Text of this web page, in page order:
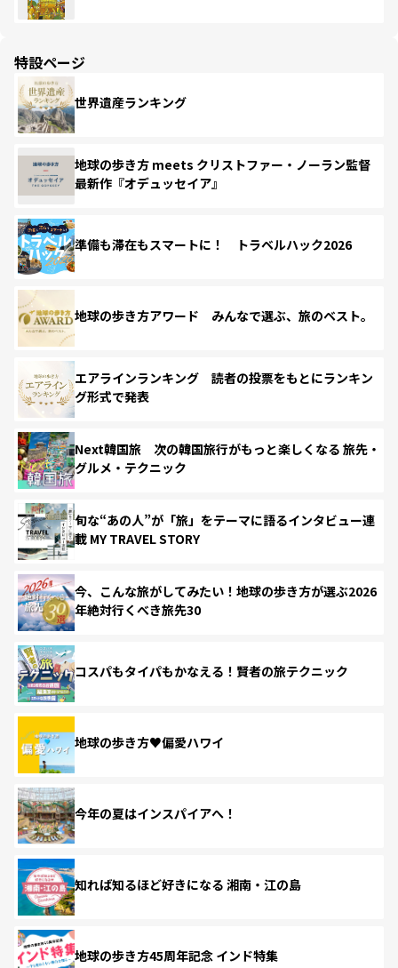
特設ページ
世界遺産ランキング
地球の歩き方 meets クリストファー・ノーラン監督
最新作『オデュッセイア』
準備も滞在もスマートに！ トラベルハック2026
地球の歩き方アワード みんなで選ぶ、旅のベスト。
エアラインランキング 読者の投票をもとにランキン
グ形式で発表
Next韓国旅 次の韓国旅行がもっと楽しくなる 旅先・
グルメ・テクニック
旬な“あの人”が「旅」をテーマに語るインタビュー連
載 MY TRAVEL STORY
今、こんな旅がしてみたい！地球の歩き方が選ぶ2026
年絶対行くべき旅先30
コスパもタイパもかなえる！賢者の旅テクニック
地球の歩き方♥偏愛ハワイ
今年の夏はインスパイアへ！
知れば知るほど好きになる 湘南・江の島
地球の歩き方45周年記念 インド特集